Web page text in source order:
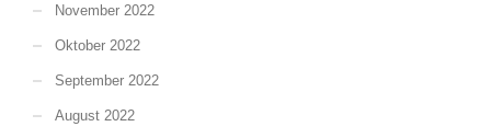
November 2022
Oktober 2022
September 2022
August 2022